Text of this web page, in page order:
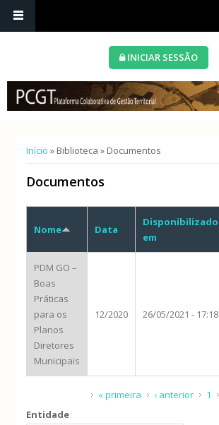
INICIAR SESSÃO
Está aqui
Início » Biblioteca » Documentos
Documentos
Nome Data
Disponibilizado
em
PDM GO –
Boas
Práticas
para os
Planos
Diretores
Municipais
12/2020 26/05/2021 - 17:18
« primeira ‹ anterior 1
Entidade